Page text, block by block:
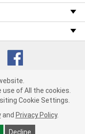
"Accept", you consent
Cookie Settings.
and Privacy Policy.
Decline
(3) cv1361
las cadenas de suministro
of All the cookies.
Cookie Settings.
and Privacy Policy.
Decline